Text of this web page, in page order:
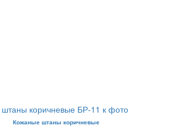
Кожаные штаны коричневые